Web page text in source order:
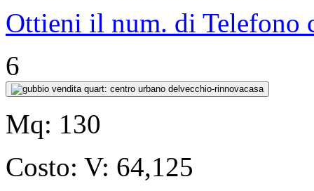
Ottieni il num. di Telefono
6
Mq: 130
Costo: V: 64,125